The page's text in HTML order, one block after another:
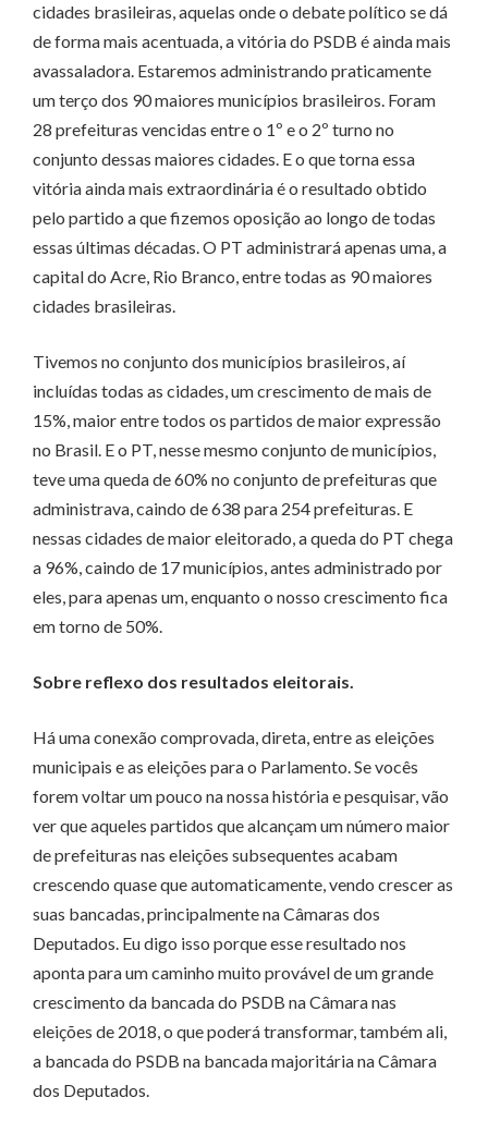
cidades brasileiras, aquelas onde o debate político se dá
de forma mais acentuada, a vitória do PSDB é ainda mais
avassaladora. Estaremos administrando praticamente
um terço dos 90 maiores municípios brasileiros. Foram
28 prefeituras vencidas entre o 1º e o 2º turno no
conjunto dessas maiores cidades. E o que torna essa
vitória ainda mais extraordinária é o resultado obtido
pelo partido a que fizemos oposição ao longo de todas
essas últimas décadas. O PT administrará apenas uma, a
capital do Acre, Rio Branco, entre todas as 90 maiores
cidades brasileiras.
Tivemos no conjunto dos municípios brasileiros, aí
incluídas todas as cidades, um crescimento de mais de
15%, maior entre todos os partidos de maior expressão
no Brasil. E o PT, nesse mesmo conjunto de municípios,
teve uma queda de 60% no conjunto de prefeituras que
administrava, caindo de 638 para 254 prefeituras. E
nessas cidades de maior eleitorado, a queda do PT chega
a 96%, caindo de 17 municípios, antes administrado por
eles, para apenas um, enquanto o nosso crescimento fica
em torno de 50%.
Sobre reflexo dos resultados eleitorais.
Há uma conexão comprovada, direta, entre as eleições
municipais e as eleições para o Parlamento. Se vocês
forem voltar um pouco na nossa história e pesquisar, vão
ver que aqueles partidos que alcançam um número maior
de prefeituras nas eleições subsequentes acabam
crescendo quase que automaticamente, vendo crescer as
suas bancadas, principalmente na Câmaras dos
Deputados. Eu digo isso porque esse resultado nos
aponta para um caminho muito provável de um grande
crescimento da bancada do PSDB na Câmara nas
eleições de 2018, o que poderá transformar, também ali,
a bancada do PSDB na bancada majoritária na Câmara
dos Deputados.